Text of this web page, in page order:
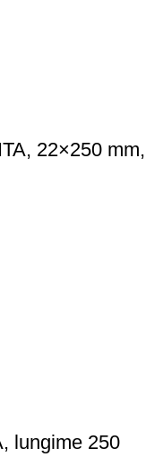
22×250 mm,
lungime 250